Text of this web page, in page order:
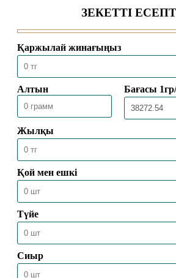
30.05.2026 4457
МЕККЕДЕ 1447 ҺИЖРИ ЖЫЛҒЫ
ҚАЖЫЛЫҚ МАУСЫМЫ
ҚОРЫТЫНДЫЛАНДЫ
30.05.2026